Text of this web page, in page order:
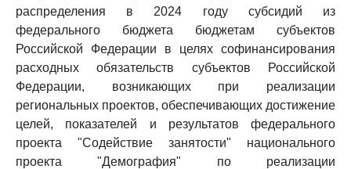
распределения в 2024 году субсидий из
федерального бюджета бюджетам субъектов
Российской Федерации в целях софинансирования
расходных обязательств субъектов Российской
Федерации, возникающих при реализации
региональных проектов, обеспечивающих достижение
целей, показателей и результатов федерального
проекта "Содействие занятости" национального
проекта "Демография" по реализации